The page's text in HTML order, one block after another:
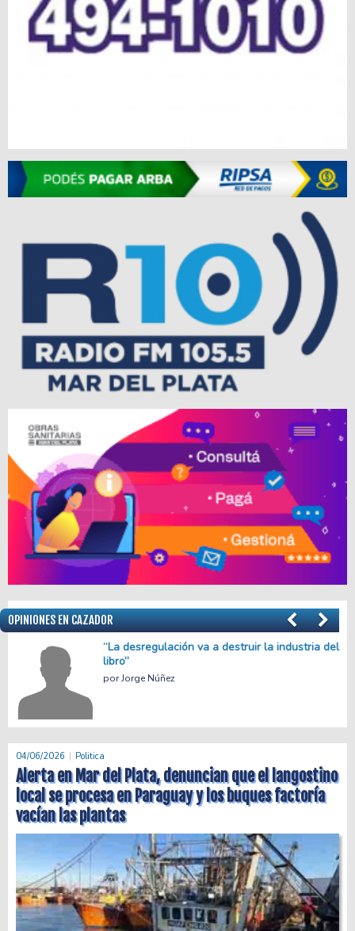
OPINIONES EN CAZADOR
Menos empleo, más precariedad
Facundo Apache Villalba
04/06/2026 Politica
Alerta en Mar del Plata, denuncian que el langostino
local se procesa en Paraguay y los buques factoría
vacían las plantas